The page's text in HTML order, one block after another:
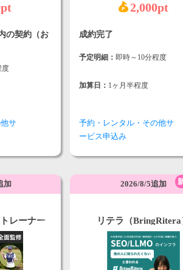
の契約（お
度
サ
2,000pt
成約完了
予定明細： 即時～10分程度
加算日： 1ヶ月半程度
予約・レンタル・その他サ
ービス申込み
加
レーナー
2026/8/5追加
リテラ（BringRitera